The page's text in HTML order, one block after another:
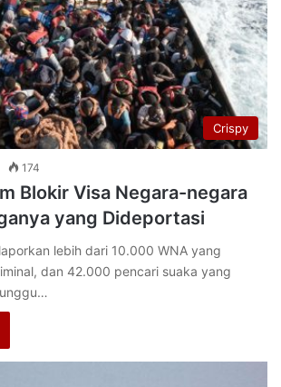
Crispy
174
Blokir Visa Negara-negara
yang Dideportasi
lebih dari 10.000 WNA yang
dan 42.000 pencari suaka yang